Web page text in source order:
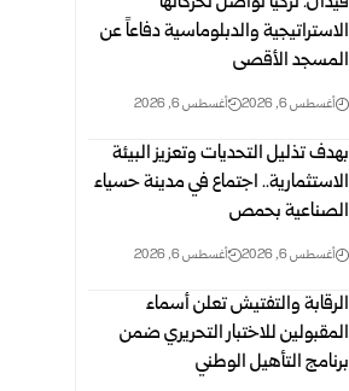
الاستراتيجية والدبلوماسية دفاعاً عن
المسجد الأقصى
أغسطس 6, 2026 أغسطس 6, 2026
بهدف تذليل التحديات وتعزيز البيئة
الاستثمارية.. اجتماع في مدينة حسياء
الصناعية بحمص
أغسطس 6, 2026 أغسطس 6, 2026
الرقابة والتفتيش تعلن أسماء
المقبولين للاختبار التحريري ضمن
برنامج التأهيل الوطني